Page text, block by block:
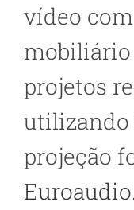
vídeo
projetos
utilizando
projeção
Euroaudio